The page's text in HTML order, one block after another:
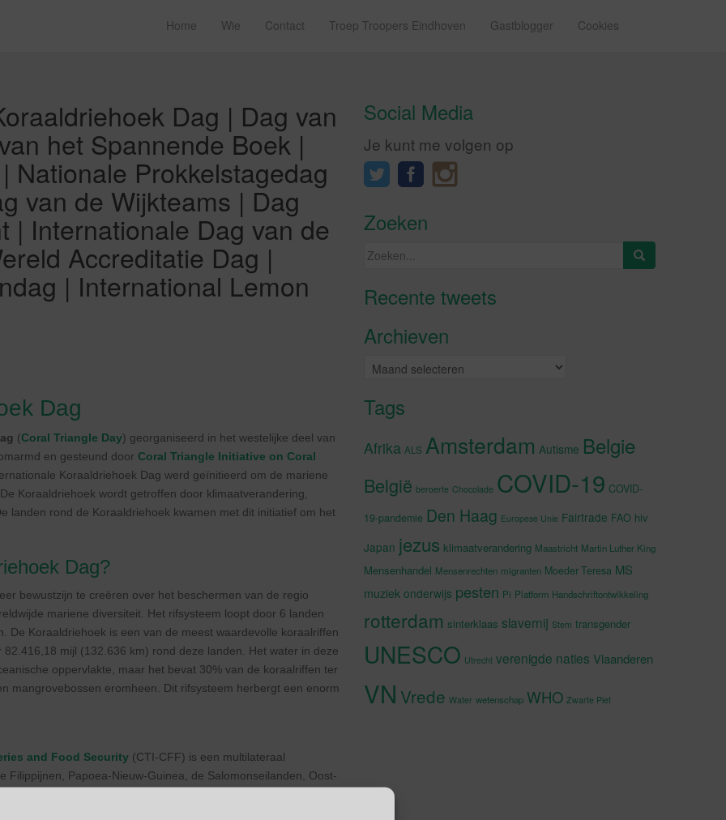
Home Wie Contact Troep Troopers Eindhoven Gastblogger Cookies
Dag | Dag van
het Spannende Boek |
Nationale Prokkelstagedag
van de Wijkteams | Dag
| Internationale Dag van de
Accreditatie Dag |
| International Lemon
Dag
(Coral Triangle Day) georganiseerd in het westelijke deel van
en gesteund door Coral Triangle Initiative on Coral
Koraaldriehoek Dag werd geïnitieerd om de mariene
Koraaldriehoek wordt getroffen door klimaatverandering,
landen rond de Koraaldriehoek kwamen met dit initiatief om het
Dag?
bewustzijn te creëren over het beschermen van de regio
mariene diversiteit. Het rifsysteem loopt door 6 landen
De Koraaldriehoek is een van de meest waardevolle koraalriffen
mijl (132.636 km) rond deze landen. Het water in deze
oppervlakte, maar het bevat 30% van de koraalriffen ter
mangrovebossen eromheen. Dit rifsysteem herbergt een enorm
and Food Security (CTI-CFF) is een multilateraal
Filippijnen, Papoea-Nieuw-Guinea, de Salomonseilanden, Oost-
in stand te houden. hulpbronnen door cruciale
mariene biodiversiteit aan te pakken.
Social Media
Je kunt me volgen op
Zoeken
Zoeken
Recente tweetsKlik om marketing cookies te
Archieven
Archieven
Tags
Afrika ALS Amsterdam Autisme Belgie
België beroerte Chocolade COVID-19 COVID-
19-pandemie Den Haag Europese Unie Fairtrade FAO hiv
Japan jezus klimaatverandering Maastricht Martin Luther King
Mensenhandel Mensenrechten migranten Moeder Teresa MS
muziek onderwijs pesten Pi Platform Handschriftontwikkeling
rotterdam sinterklaas slavernij Stem transgender
UNESCO Utrecht verenigde naties Vlaanderen
VN Vrede Water wetenschap WHO Zwarte Piet